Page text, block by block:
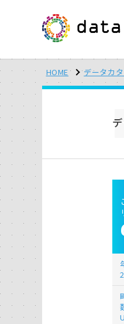
HOME データカ